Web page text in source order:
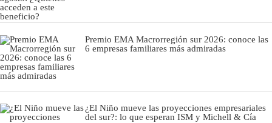
Premio EMA Macrorregión sur 2026: conoce las
6 empresas familiares más admiradas
¿El Niño mueve las proyecciones empresariales
del sur?: lo que esperan ISM y Michell & Cía